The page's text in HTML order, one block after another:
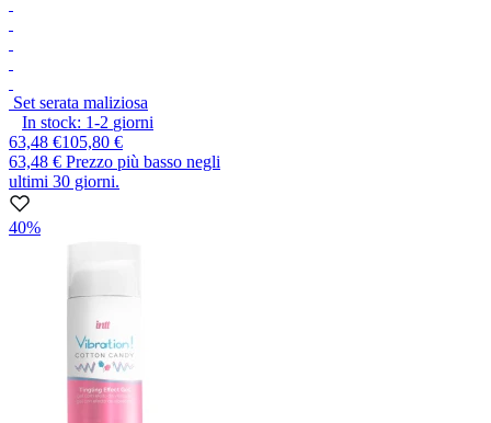
Set serata maliziosa
In stock: 1-2 giorni
63,48 €105,80 €
63,48 € Prezzo più basso negli
ultimi 30 giorni.
40%